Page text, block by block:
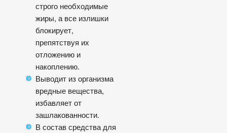
строго необходимые
жиры, а все излишки
блокирует,
препятствуя их
отложению и
накоплению.
Выводит из организма
вредные вещества,
избавляет от
зашлакованности.
В состав средства для